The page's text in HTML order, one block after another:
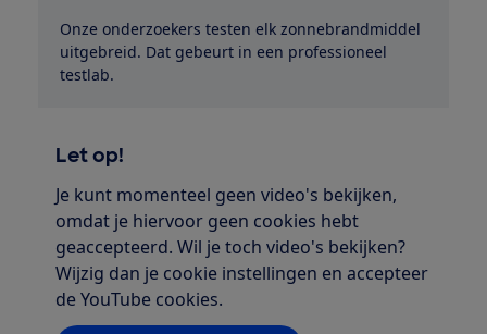
Onze onderzoekers testen elk zonnebrandmiddel
uitgebreid. Dat gebeurt in een professioneel
testlab.
Let op!
Je kunt momenteel geen video's bekijken,
omdat je hiervoor geen cookies hebt
geaccepteerd. Wil je toch video's bekijken?
Wijzig dan je cookie instellingen en accepteer
de YouTube cookies.